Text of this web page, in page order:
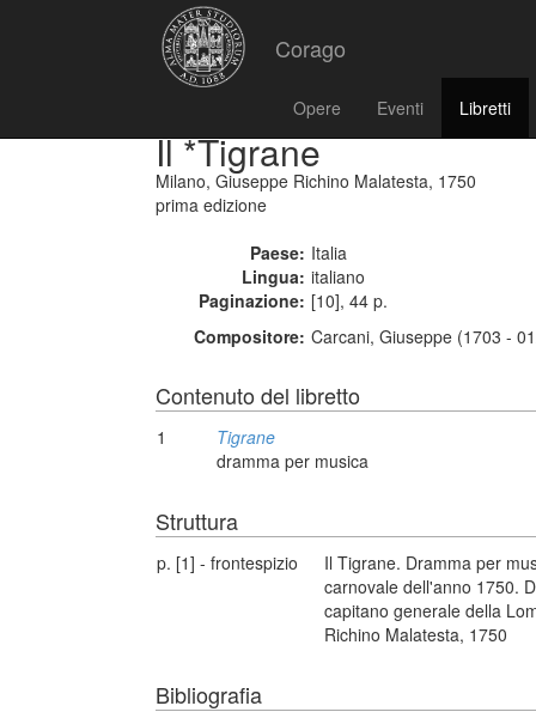
Corago
Opere Eventi Libretti
Il *Tigrane
Milano, Giuseppe Richino Malatesta, 1750
prima edizione
Paese: Italia
Lingua: italiano
Paginazione: [10], 44 p.
Compositore: Carcani, Giuseppe (1703 -
Contenuto del libretto
1
Tigrane
dramma per musica
Struttura
p. [1] - frontespizio
Il Tigrane. Dramma per
carnovale dell'anno 1750.
capitano generale della
Richino Malatesta, 1750
Bibliografia